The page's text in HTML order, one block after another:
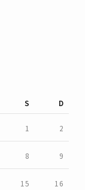
S D
1 2
8 9
15 16